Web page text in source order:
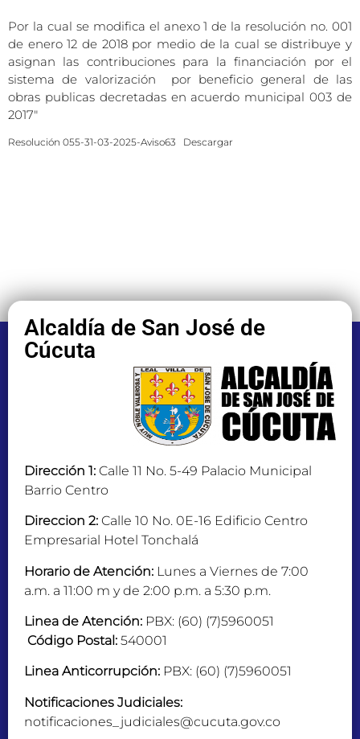
Por la cual se modifica el anexo 1 de la resolución no. 001
de enero 12 de 2018 por medio de la cual se distribuye y
asignan las contribuciones para la financiación por el
sistema de valorización por beneficio general de las
obras publicas decretadas en acuerdo municipal 003 de
2017″
Resolución 055-31-03-2025-Aviso63 Descargar
Alcaldía de San José de
Cúcuta
Dirección 1: Calle 11 No. 5-49 Palacio Municipal
Barrio Centro
Direccion 2: Calle 10 No. 0E-16 Edificio Centro
Empresarial Hotel Tonchalá
Horario de Atención: Lunes a Viernes de 7:00
a.m. a 11:00 m y de 2:00 p.m. a 5:30 p.m.
Linea de Atención: PBX: (60) (7)5960051
Código Postal: 540001
Linea Anticorrupción: PBX: (60) (7)5960051
Notificaciones Judiciales:
notificaciones_judiciales@cucuta.gov.co